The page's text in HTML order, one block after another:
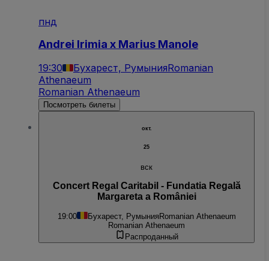
пнд
Andrei Irimia x Marius Manole
19:30 Бухарест, РумынияRomanian
Athenaeum
Romanian Athenaeum
Посмотреть билеты
окт.
25
вск
Concert Regal Caritabil - Fundatia Regală
Margareta a României
19:00 Бухарест, РумынияRomanian Athenaeum
Romanian Athenaeum
Распроданный